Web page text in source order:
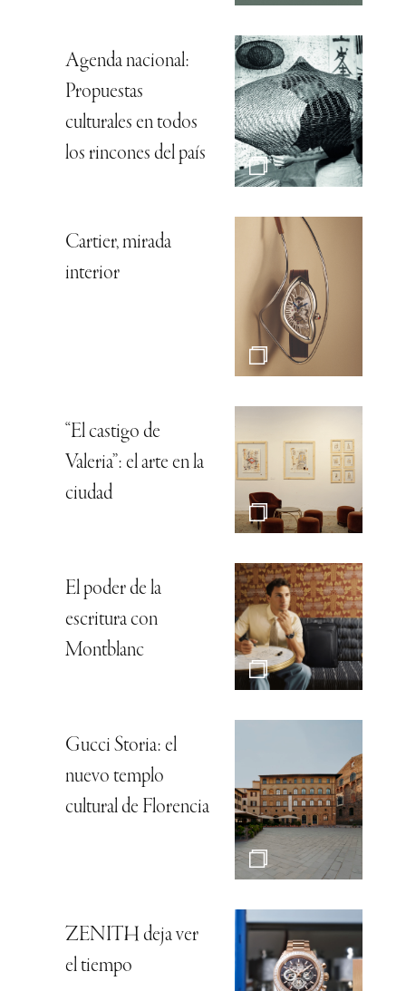
Agenda nacional:
Propuestas
culturales en todos
los rincones del país
Cartier, mirada
interior
“El castigo de
Valeria”: el arte en la
ciudad
El poder de la
escritura con
Montblanc
Gucci Storia: el
nuevo templo
cultural de Florencia
ZENITH deja ver
el tiempo